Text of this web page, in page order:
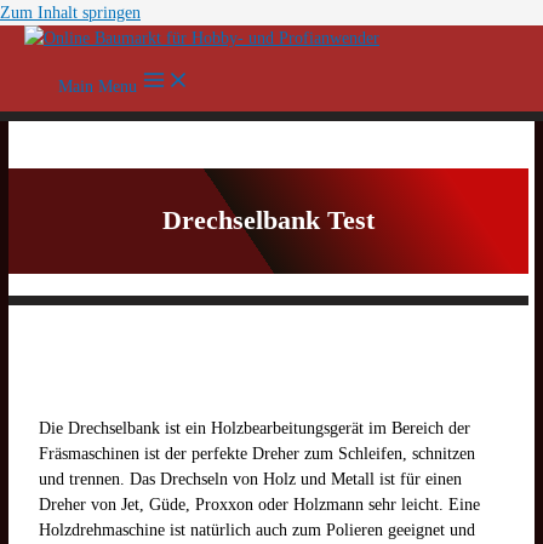
Zum Inhalt springen
Main Menu
Drechselbank Test
Die Drechselbank ist ein Holzbearbeitungsgerät im Bereich der
Fräsmaschinen ist der perfekte Dreher zum Schleifen, schnitzen
und trennen. Das Drechseln von Holz und Metall ist für einen
Dreher von Jet, Güde, Proxxon oder Holzmann sehr leicht. Eine
Holzdrehmaschine ist natürlich auch zum Polieren geeignet und